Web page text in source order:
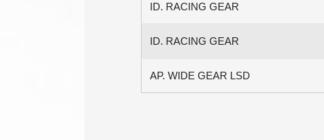
ID. RACING GEAR
ID. RACING GEAR
AP. WIDE GEAR LSD